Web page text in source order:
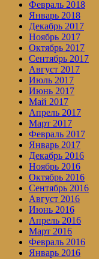
Февраль 2018
Январь 2018
Декабрь 2017
Ноябрь 2017
Октябрь 2017
Сентябрь 2017
Август 2017
Июль 2017
Июнь 2017
Май 2017
Апрель 2017
Март 2017
Февраль 2017
Январь 2017
Декабрь 2016
Ноябрь 2016
Октябрь 2016
Сентябрь 2016
Август 2016
Июнь 2016
Апрель 2016
Март 2016
Февраль 2016
Январь 2016